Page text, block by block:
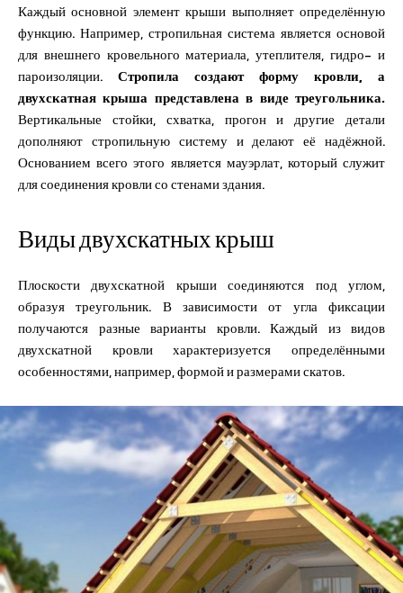
Каждый основной элемент крыши выполняет определённую
функцию. Например, стропильная система является основой
для внешнего кровельного материала, утеплителя, гидро- и
пароизоляции. Стропила создают форму кровли, а
двухскатная крыша представлена в виде треугольника.
Вертикальные стойки, схватка, прогон и другие детали
дополняют стропильную систему и делают её надёжной.
Основанием всего этого является мауэрлат, который служит
для соединения кровли со стенами здания.
Виды двухскатных крыш
Плоскости двухскатной крыши соединяются под углом,
образуя треугольник. В зависимости от угла фиксации
получаются разные варианты кровли. Каждый из видов
двухскатной кровли характеризуется определёнными
особенностями, например, формой и размерами скатов.